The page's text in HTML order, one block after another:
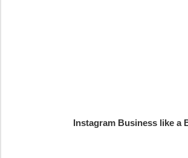
Instagram Business like a